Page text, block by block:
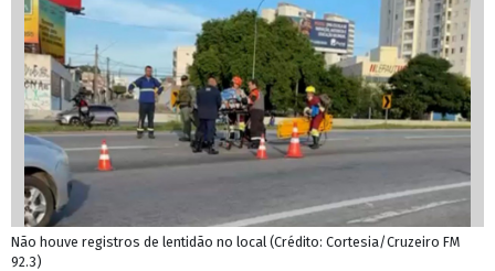
Não houve registros de lentidão no local (Crédito: Cortesia/Cruzeiro FM
92.3)